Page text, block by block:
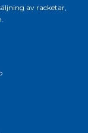
av racketar,